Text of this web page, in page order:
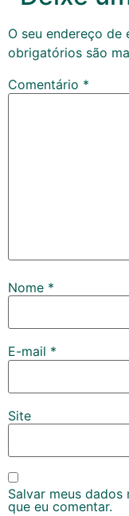
O seu endereço de
obrigatórios são
Comentário *
Nome *
E-mail *
Site
Salvar meus
que eu comentar.